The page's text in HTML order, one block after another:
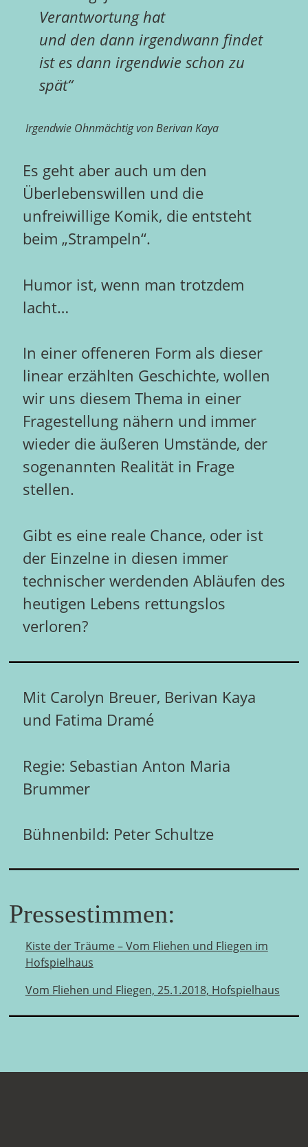
Verantwortung hat
und den dann irgendwann findet
ist es dann irgendwie schon zu
spät“
Irgendwie Ohnmächtig von Berivan Kaya
Es geht aber auch um den
Überlebenswillen und die
unfreiwillige Komik, die entsteht
beim „Strampeln“.
Humor ist, wenn man trotzdem
lacht…
In einer offeneren Form als dieser
linear erzählten Geschichte, wollen
wir uns diesem Thema in einer
Fragestellung nähern und immer
wieder die äußeren Umstände, der
sogenannten Realität in Frage
stellen.
Gibt es eine reale Chance, oder ist
der Einzelne in diesen immer
technischer werdenden Abläufen des
heutigen Lebens rettungslos
verloren?
Mit Carolyn Breuer, Berivan Kaya
und Fatima Dramé
Regie: Sebastian Anton Maria
Brummer
Bühnenbild: Peter Schultze
Pressestimmen:
Kiste der Träume – Vom Fliehen und Fliegen im
Hofspielhaus
Vom Fliehen und Fliegen, 25.1.2018, Hofspielhaus